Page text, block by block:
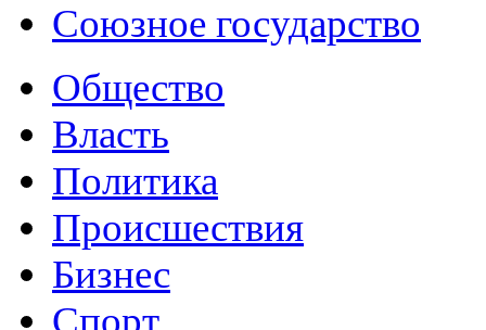
Союзное государство
Общество
Власть
Политика
Происшествия
Бизнес
Спорт